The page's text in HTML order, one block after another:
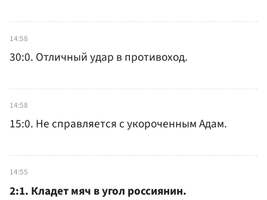
14:58
30:0. Отличный удар в противоход.
14:58
15:0. Не справляется с укороченным Адам.
14:55
2:1. Кладет мяч в угол россиянин.